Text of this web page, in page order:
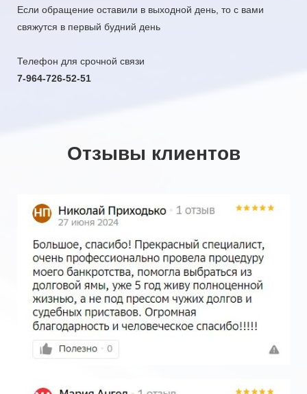
Если обращение оставили в выходной день, то с вами
свяжутся в первый будний день
Телефон для срочной связи
7-964-726-52-51
Отзывы клиентов